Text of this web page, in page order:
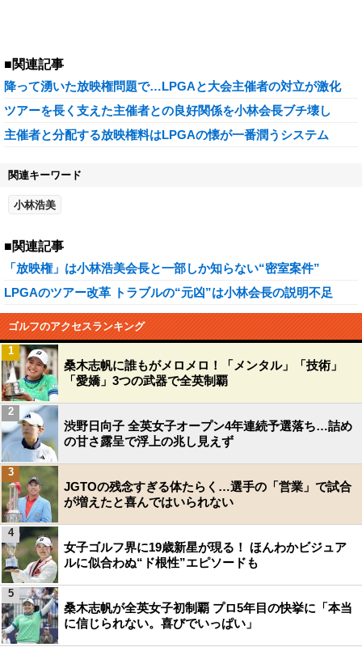
■関連記事
降って湧いた放映権問題で…LPGAと大会主催者の対立が激化
ツアーを長く支えた主催者との良好関係を小林会長ブチ壊し
主催者と分配する放映権料はLPGAの懐が一番潤うシステム
関連キーワード
小林浩美
■関連記事
「放映権」は小林浩美会長と一部しか知らない“密室案件”
LPGAのツアー改革 トラブルの“元凶”は小林会長の説明不足
ゴルフのアクセスランキング
桑木志帆に誰もがメロメロ！「メンタル」「技術」
「愛嬌」3つの武器で全英制覇
1
渋野日向子 全英女子オープン4年連続予選落ち…詰め
の甘さ露呈で浮上の兆し見えず
2
JGTOの残念すぎる体たらく…選手の「営業」で試合
が増えたと喜んではいられない
3
女子ゴルフ界に19歳新星が現る！ ほんわかビジュア
ルに似合わぬ“ド根性”エピソードも
4
桑木志帆が全英女子初制覇 プロ5年目の快挙に「本当
に信じられない。喜びでいっぱい」
5